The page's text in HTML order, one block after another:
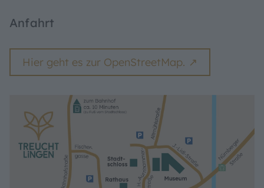
Anfahrt
Hier geht es zur OpenStreetMap.